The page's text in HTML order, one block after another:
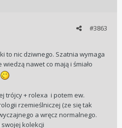
#3863
to nic dziwnego. Szatnia wymaga
wiedzą nawet co mają i śmiało
trójcy + rolexa i potem ew.
rzemieślniczej (ze się tak
a wręcz normalnego.
kolekcji